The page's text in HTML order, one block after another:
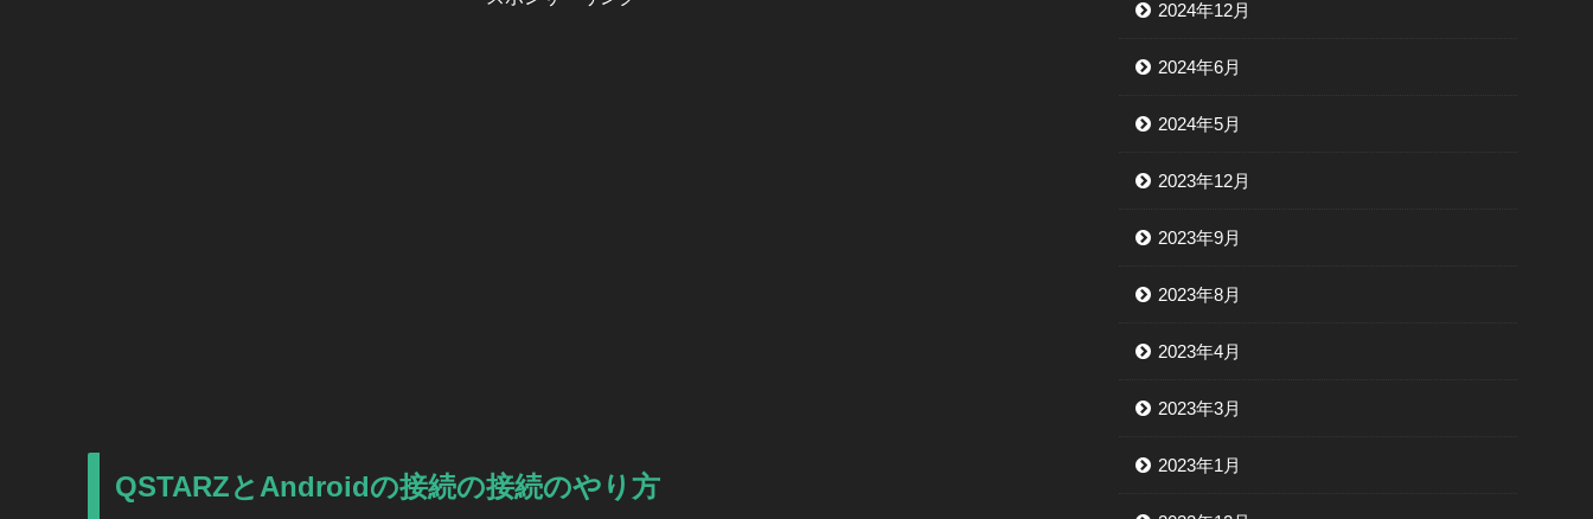
QSTARZとAndroidの接続の接続のやり方
2024年12月
2024年6月
2024年5月
2023年12月
2023年9月
2023年8月
2023年4月
2023年3月
2023年1月